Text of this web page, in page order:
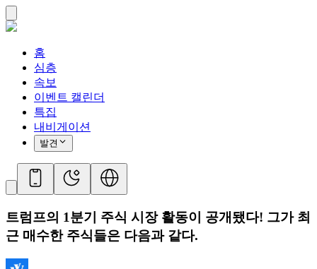
홈
심층
속보
이벤트 캘린더
특집
내비게이션
발견
트럼프의 1분기 주식 시장 활동이 공개됐다! 그가 최
근 매수한 주식들은 다음과 같다.